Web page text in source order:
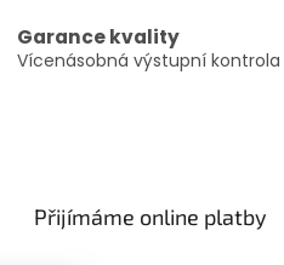
Garance kvality
Vícenásobná výstupní kontrola
Přijímáme online platby